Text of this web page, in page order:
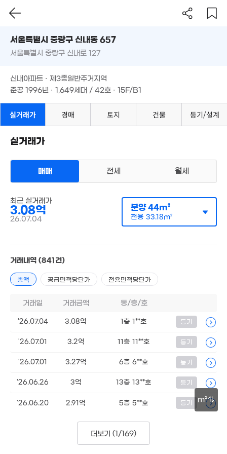
9억
매매 3억 2700만원
/전용 33m²
계약일 '26. 07
5.4억
79m²
9,350만
93m²
필터 매물 탐색
서울시 중랑구 신내동 657
준공 1996년 · 1,649세대 / 42호 · 15F/B1
m²
서울특별시 중랑구 신내동 657
서울특별시 중랑구 신내로 127
신내아파트 · 제3종일반주거지역
준공 1996년 · 1,649세대 / 42호 · 15F/B1
실거래가 경매 토지 건물 등기/설계
실거래가
매매 전세 월세
최근 실거래가
3.08억
26.07.04
분양44m²
전용 33.18m²
거래내역 (841건)
총액 공급면적당단가 전용면적당단가
거래일 거래금액 동/층/호
'26.07.04 3.08억 1층 1**호 등기
'26.07.01 3.2억 11층 11**호 등기
'26.07.01 3.27억 6층 6**호 등기
'26.06.26 3억 13층 13**호 등기
'26.06.20 2.91억 5층 5**호 등기
더보기 (1/169)